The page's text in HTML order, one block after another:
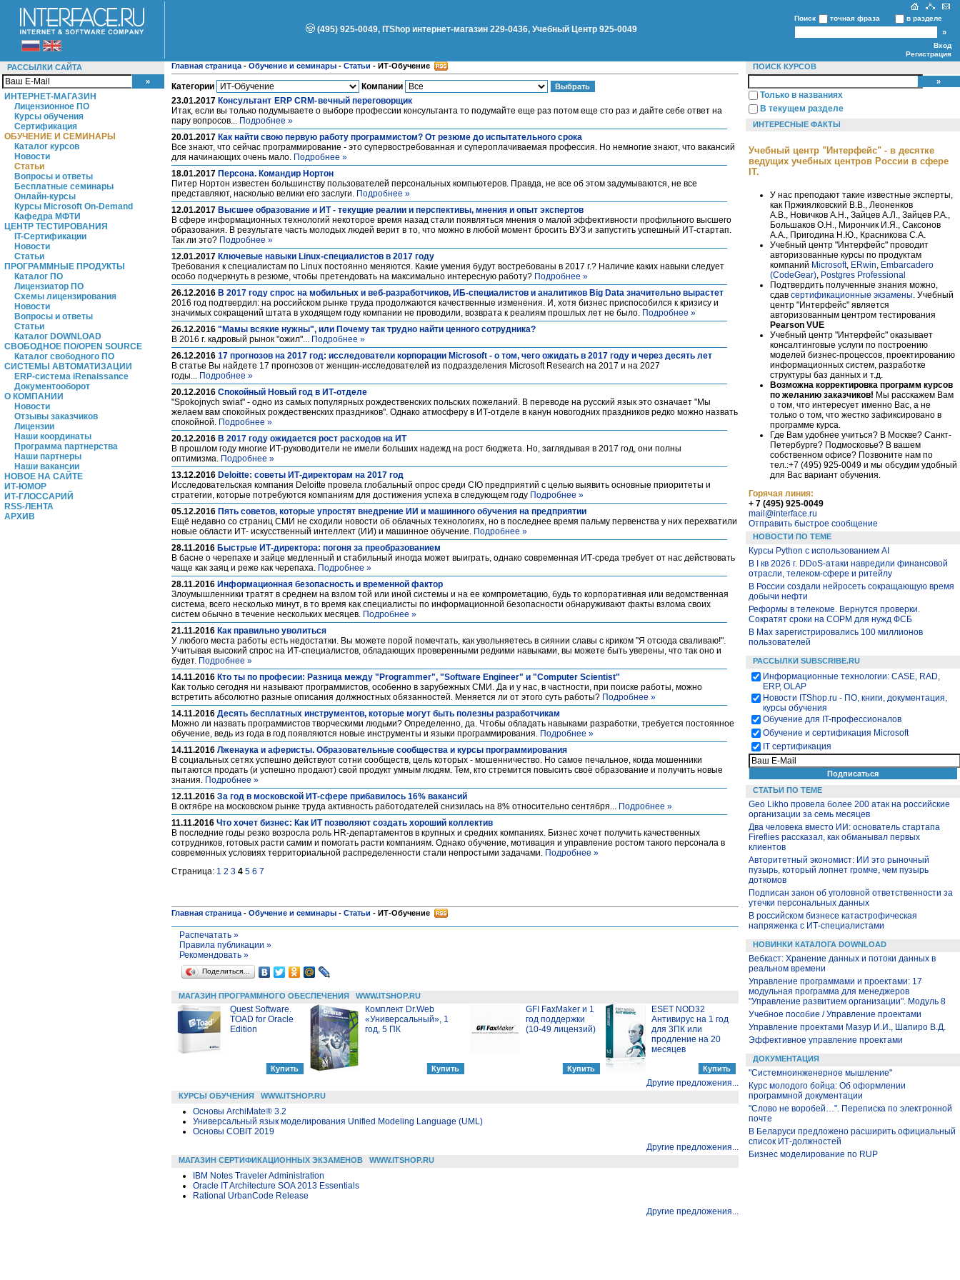
(495) 925-0049, ITShop интернет-магазин 229-0436, Учебный Центр 925-0049
Поиск точная фраза в разделе
Вход
Регистрация
РАССЫЛКИ САЙТА
ИНТЕРНЕТ-МАГАЗИН
Лицензионное ПО
Курсы обучения
Сертификация
ОБУЧЕНИЕ И СЕМИНАРЫ
Каталог курсов
Новости
Статьи
Вопросы и ответы
Бесплатные семинары
Онлайн-курсы
Курсы Microsoft On-Demand
Кафедра МФТИ
ЦЕНТР ТЕСТИРОВАНИЯ
IT-Сертификации
Новости
Статьи
ПРОГРАММНЫЕ ПРОДУКТЫ
Каталог ПО
Лицензиатор ПО
Схемы лицензирования
Новости
Вопросы и ответы
Статьи
Каталог DOWNLOAD
СВОБОДНОЕ ПО/OPEN SOURCE
Каталог свободного ПО
СИСТЕМЫ АВТОМАТИЗАЦИИ
ERP-система iRenaissance
Документооборот
О КОМПАНИИ
Новости
Отзывы заказчиков
Лицензии
Наши координаты
Программа партнерства
Наши партнеры
Наши вакансии
НОВОЕ НА САЙТЕ
ИТ-ЮМОР
ИТ-ГЛОССАРИЙ
RSS-ЛЕНТА
АРХИВ
Главная страница - Обучение и семинары - Статьи - ИТ-Обучение
Категории
Компании
23.01.2017 Консультант ERP CRM- вечный переговорщик
Итак, если вы только подумываете о выборе профессии консультанта то подумайте еще раз потом еще сто раз и дайте себе ответ на
пару вопросов... Подробнее »
20.01.2017 Как найти свою первую работу программистом? От резюме до испытательного срока
Все знают, что сейчас программирование - это супервостребованная и супероплачиваемая профессия. Но немногие знают, что вакансий
для начинающих очень мало. Подробнее »
18.01.2017 Персона. Командир Нортон
Питер Нортон известен большинству пользователей персональных компьютеров. Правда, не все об этом задумываются, не все
представляют, насколько велики его заслуги. Подробнее »
12.01.2017 Высшее образование и ИТ - текущие реалии и перспективы, мнения и опыт экспертов
В сфере информационных технологий некоторое время назад стали появляться мнения о малой эффективности профильного высшего
образования. В результате часть молодых людей верит в то, что можно в любой момент бросить ВУЗ и запустить успешный ИТ-стартап.
Так ли это? Подробнее »
12.01.2017 Ключевые навыки Linux-специалистов в 2017 году
Требования к специалистам по Linux постоянно меняются. Какие умения будут востребованы в 2017 г.? Наличие каких навыки следует
особо подчеркнуть в резюме, чтобы претендовать на максимально интересную работу? Подробнее »
26.12.2016 В 2017 году спрос на мобильных и веб-разработчиков, ИБ-специалистов и аналитиков Big Data значительно вырастет
2016 год подтвердил: на российском рынке труда продолжаются качественные изменения. И, хотя бизнес приспособился к кризису и
значимых сокращений штата в уходящем году компании не проводили, возврата к реалиям прошлых лет не было. Подробнее »
26.12.2016 "Мамы всякие нужны", или Почему так трудно найти ценного сотрудника?
В 2016 г. кадровый рынок "ожил"... Подробнее »
26.12.2016 17 прогнозов на 2017 год: исследователи корпорации Microsoft - о том, чего ожидать в 2017 году и через десять лет
В статье Вы найдете 17 прогнозов от женщин-исследователей из подразделения Microsoft Research на 2017 и на 2027
годы... Подробнее »
20.12.2016 Спокойный Новый год в ИТ-отделе
"Spokojnych swiat" - одно из самых популярных рождественских польских пожеланий. В переводе на русский язык это означает "Мы
желаем вам спокойных рождественских праздников". Однако атмосферу в ИТ-отделе в канун новогодних праздников редко можно назвать
спокойной. Подробнее »
20.12.2016 В 2017 году ожидается рост расходов на ИТ
В прошлом году многие ИТ-руководители не имели больших надежд на рост бюджета. Но, заглядывая в 2017 год, они полны
оптимизма. Подробнее »
13.12.2016 Deloitte: cоветы ИТ-директорам на 2017 год
Исследовательская компания Deloitte провела глобальный опрос среди CIO предприятий с целью выявить основные приоритеты и
стратегии, которые потребуются компаниям для достижения успеха в следующем году Подробнее »
05.12.2016 Пять советов, которые упростят внедрение ИИ и машинного обучения на предприятии
Ещё недавно со страниц СМИ не сходили новости об облачных технологиях, но в последнее время пальму первенства у них перехватили
новые области ИТ- искусственный интеллект (ИИ) и машинное обучение. Подробнее »
28.11.2016 Быстрые ИТ-директора: погоня за преобразованием
В басне о черепахе и зайце медленный и стабильный иногда может выиграть, однако современная ИТ-среда требует от нас действовать
чаще как заяц и реже как черепаха. Подробнее »
28.11.2016 Информационная безопасность и временной фактор
Злоумышленники тратят в среднем на взлом той или иной системы и на ее компрометацию, будь то корпоративная или ведомственная
система, всего несколько минут, в то время как специалисты по информационной безопасности обнаруживают факты взлома своих
систем обычно в течение нескольких месяцев. Подробнее »
21.11.2016 Как правильно уволиться
У любого места работы есть недостатки. Вы можете порой помечтать, как увольняетесь в сиянии славы с криком "Я отсюда сваливаю!".
Учитывая высокий спрос на ИТ-специалистов, обладающих проверенными редкими навыками, вы можете быть уверены, что так оно и
будет. Подробнее »
14.11.2016 Кто ты по професии: Разница между "Programmer", "Software Engineer" и "Computer Scientist"
Как только сегодня ни называют программистов, особенно в зарубежных СМИ. Да и у нас, в частности, при поиске работы, можно
встретить абсолютно разные описания должностных обязанностей. Меняется ли от этого суть работы? Подробнее »
14.11.2016 Десять бесплатных инструментов, которые могут быть полезны разработчикам
Можно ли назвать программистов творческими людьми? Определенно, да. Чтобы обладать навыками разработки, требуется постоянное
обучение, ведь из года в год появляются новые инструменты и языки программирования. Подробнее »
14.11.2016 Лженаука и аферисты. Образовательные сообщества и курсы программирования
В социальных сетях успешно действуют сотни сообществ, цель которых - мошенничество. Но самое печальное, когда мошенники
пытаются продать (и успешно продают) свой продукт умным людям. Тем, кто стремится повысить своё образование и получить новые
знания. Подробнее »
12.11.2016 За год в московской ИТ-сфере прибавилось 16% вакансий
В октябре на московском рынке труда активность работодателей снизилась на 8% относительно сентября... Подробнее »
11.11.2016 Что хочет бизнес: Как ИТ позволяют создать хороший коллектив
В последние годы резко возросла роль HR-департаментов в крупных и средних компаниях. Бизнес хочет получить качественных
сотрудников, готовых расти самим и помогать расти компаниям. Однако обучение, мотивация и управление ростом такого персонала в
современных условиях территориальной распределенности стали непростыми задачами. Подробнее »
Страница: 1 2 3 4 5 6 7
Главная страница - Обучение и семинары - Статьи - ИТ-Обучение
Распечатать »
Правила публикации »
Рекомендовать »
Поделиться…
МАГАЗИН ПРОГРАММНОГО ОБЕСПЕЧЕНИЯ WWW.ITSHOP.RU
Quest Software.
TOAD for Oracle
Edition
Комплект Dr.Web
«Универсальный», 1
год, 5 ПК
GFI FaxMaker и 1
год поддержки
(10-49 лицензий)
ESET NOD32
Антивирус на 1 год
для 3ПК или
продление на 20
месяцев
Другие предложения...
КУРСЫ ОБУЧЕНИЯ WWW.ITSHOP.RU
Основы ArchiMate® 3.2
Универсальный язык моделирования Unified Modeling Language (UML)
Основы COBIT 2019
Другие предложения...
МАГАЗИН СЕРТИФИКАЦИОННЫХ ЭКЗАМЕНОВ WWW.ITSHOP.RU
IBM Notes Traveler Administration
Oracle IT Architecture SOA 2013 Essentials
Rational UrbanCode Release
Другие предложения...
ПОИСК КУРСОВ
Только в названиях
В текущем разделе
ИНТЕРЕСНЫЕ ФАКТЫ
Учебный центр "Интерфейс" - в десятке
ведущих учебных центров России в сфере
IT.
У нас преподают такие известные эксперты,
как Пржиялковский В.В., Леоненков
А.В., Новичков А.Н., Зайцев А.Л., Зайцев Р.А.,
Большаков О.Н., Мирончик И.Я., Саксонов
А.А., Пригодина Н.Ю., Красникова С.А.
Учебный центр "Интерфейс" проводит
авторизованные курсы по продуктам
компаний Microsoft, ERwin Embarcadero
(CodeGear) Postgres Professional
Подтвердить полученные знания можно,
сдав сертификационные экзамены . Учебный
центр "Интерфейс" является
авторизованным центром тестирования
Pearson VUE
Учебный центр "Интерфейс" оказывает
консалтинговые услуги по построению
моделей бизнес-процессов, проектированию
информационных систем, разработке
структуры баз данных и т.д.
Возможна корректировка программ курсов
по желанию заказчиков! Мы расскажем Вам
о том, что интересует именно Вас, а не
только о том, что жестко зафиксировано в
программе курса.
Где Вам удобнее учиться? В Москве? Санкт-
Петербурге? Подмосковье? В вашем
собственном офисе? Позвоните нам по
тел.:+7 (495) 925-0049 и мы обсудим удобный
для Вас вариант обучения.
Горячая линия:
+ 7 (495) 925-0049
mail@interface.ru
Отправить быстрое сообщение
НОВОСТИ ПО ТЕМЕ
Курсы Python c использованием AI
В I кв 2026 г. DDoS-атаки навредили финансовой
отрасли, телеком-сфере и ритейлу
В России создали нейросеть сокращающую время
добычи нефти
Реформы в телекоме. Вернутся проверки.
Сократят сроки на СОРМ для нужд ФСБ
В Max зарегистрировались 100 миллионов
пользователей
РАССЫЛКИ SUBSCRIBE.RU
Информационные технологии: CASE, RAD,
ERP, OLAP
Новости ITShop.ru - ПО, книги, документация,
курсы обучения
Обучение для IT-профессионалов
Обучение и сертификация Microsoft
IT сертификация
СТАТЬИ ПО ТЕМЕ
Geo Likho провела более 200 атак на российские
организации за семь месяцев
Два человека вместо ИИ: основатель стартапа
Fireflies рассказал, как обманывал первых
клиентов
Авторитетный экономист: ИИ это рыночный
пузырь, который лопнет громче, чем пузырь
доткомов
Подписан закон об уголовной ответственности за
утечки персональных данных
В российском бизнесе катастрофическая
напряженка с ИТ-специалистами
НОВИНКИ КАТАЛОГА DOWNLOAD
Вебкаст: Хранение данных и потоки данных в
реальном времени
Управление программами и проектами: 17
модульная программа для менеджеров
"Управление развитием организации". Модуль 8
Учебное пособие / Управление проектами
Управление проектами Мазур И.И., Шапиро В.Д.
Эффективное управление проектами
ДОКУМЕНТАЦИЯ
"Системноинженерное мышление"
Курс молодого бойца: Об оформлении
программной документации
"Слово не воробей…". Переписка по электронной
почте
В Беларуси предложено расширить официальный
список ИТ-должностей
Бизнес моделирование по RUP